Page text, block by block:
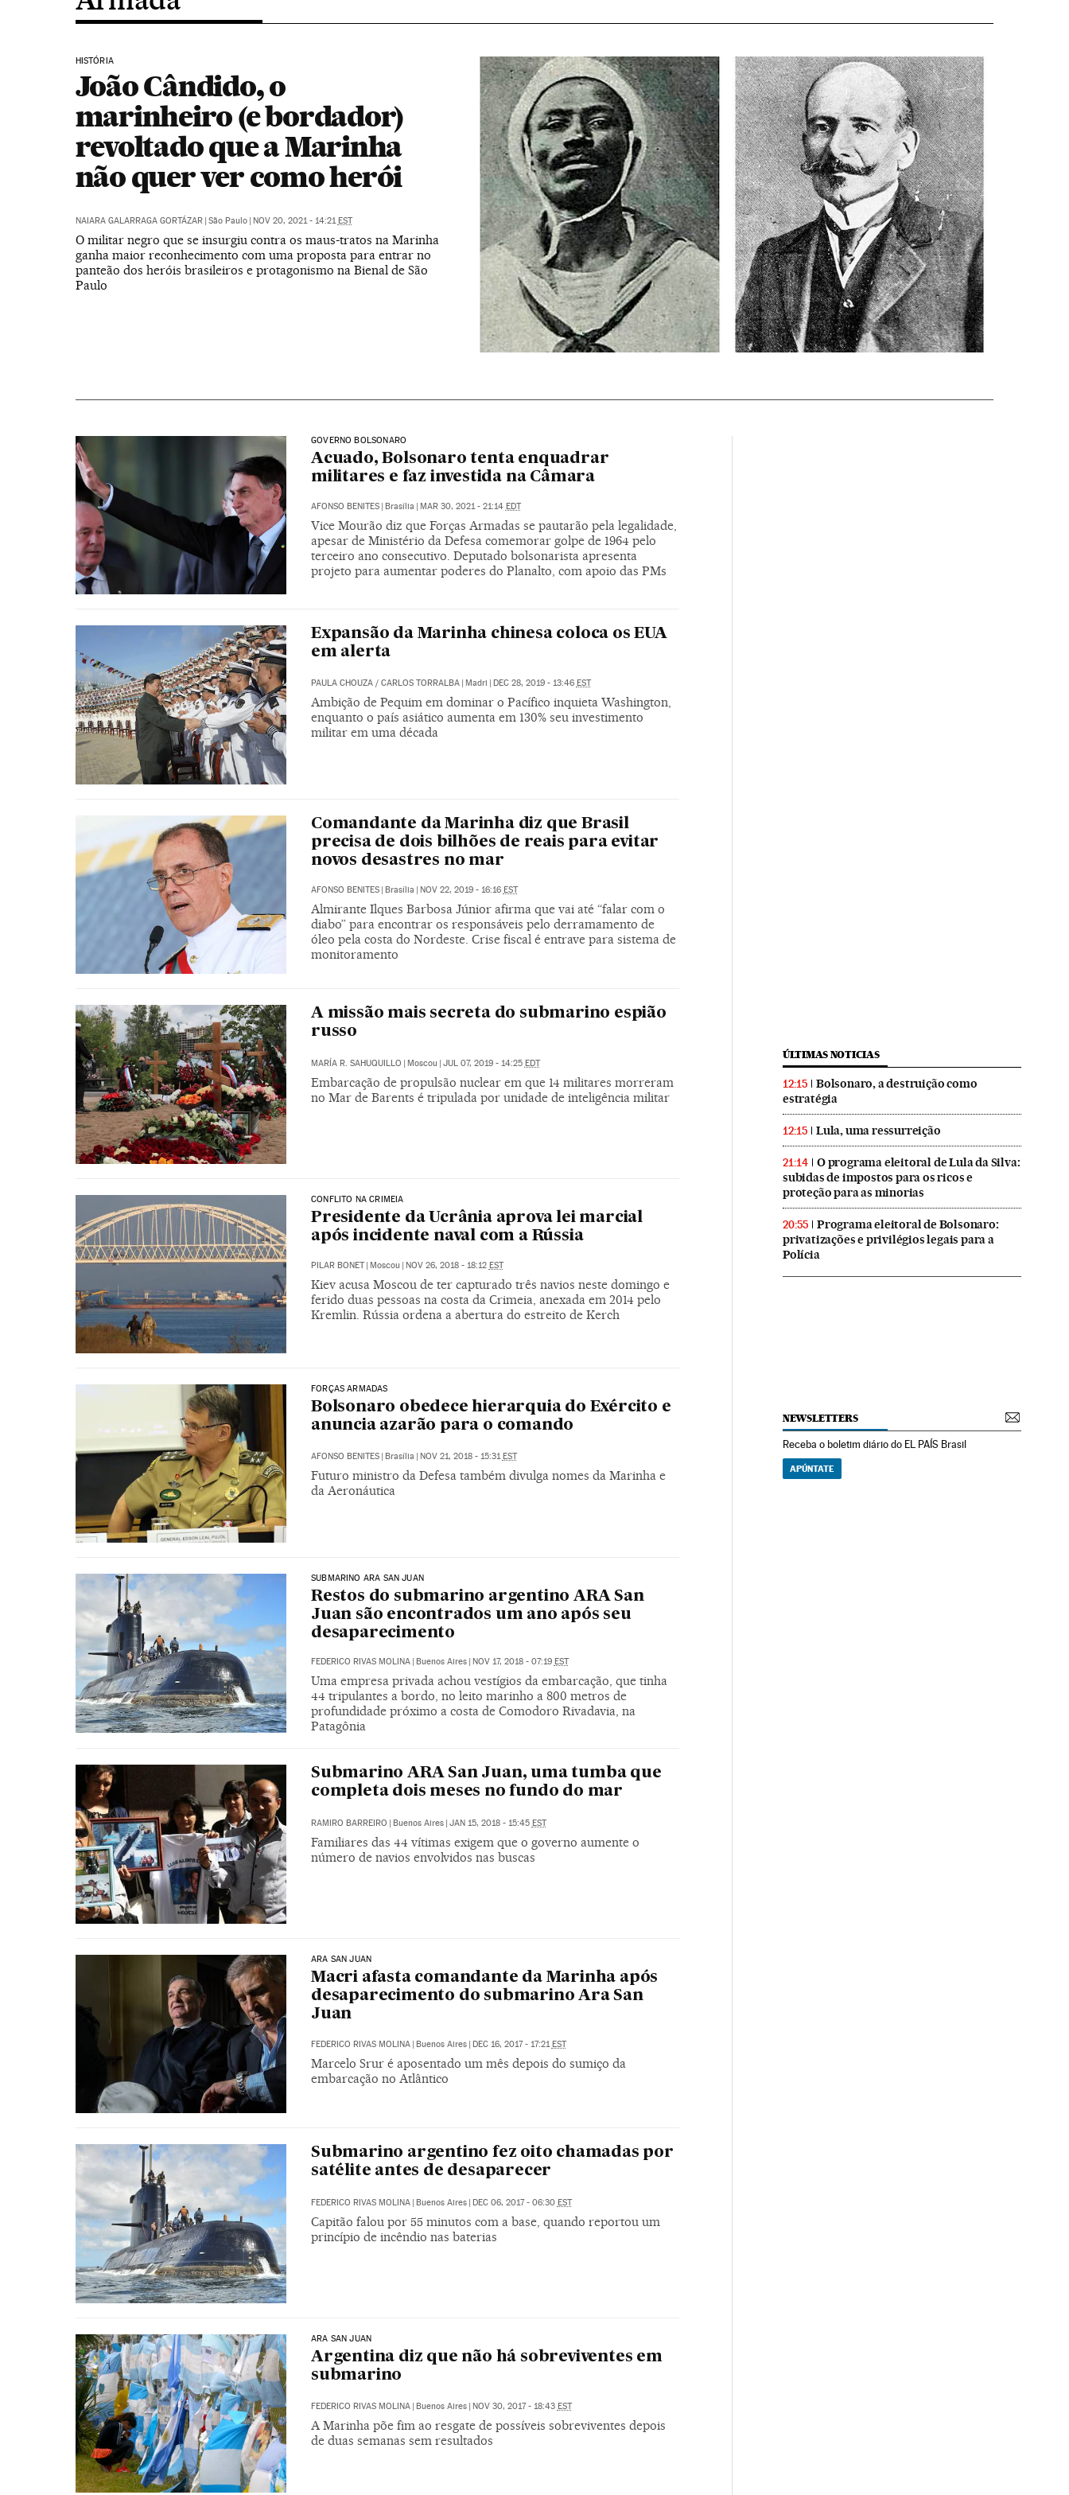
HISTÓRIA
João Cândido, o
marinheiro (e bordador)
revoltado que a Marinha
não quer ver como herói
NAIARA GALARRAGA GORTÁZAR | São Paulo | NOV 20, 2021 - 14:21EST
O militar negro que se insurgiu contra os maus-tratos na Marinha
ganha maior reconhecimento com uma proposta para entrar no
panteão dos heróis brasileiros e protagonismo na Bienal de São
Paulo
GOVERNO BOLSONARO
Acuado, Bolsonaro tenta enquadrar
militares e faz investida na Câmara
AFONSO BENITES | Brasília | MAR 30, 2021 - 21:14 EDT
Vice Mourão diz que Forças Armadas se pautarão pela legalidade,
apesar de Ministério da Defesa comemorar golpe de 1964 pelo
terceiro ano consecutivo. Deputado bolsonarista apresenta
projeto para aumentar poderes do Planalto, com apoio das PMs
Expansão da Marinha chinesa coloca os EUA
em alerta
PAULA CHOUZA/ CARLOS TORRALBA Madri DEC 28, 2019 - 13:46 EST
Ambição de Pequim em dominar o Pacífico inquieta Washington,
enquanto o país asiático aumenta em 130% seu investimento
militar em uma década
Comandante da Marinha diz que Brasil
precisa de dois bilhões de reais para evitar
novos desastres no mar
AFONSO BENITES | Brasília | NOV 22, 2019 - 16:16 EST
Almirante Ilques Barbosa Júnior afirma que vai até “falar com o
diabo” para encontrar os responsáveis pelo derramamento de
óleo pela costa do Nordeste. Crise fiscal é entrave para sistema de
monitoramento
A missão mais secreta do submarino espião
russo
MARÍA R. SAHUQUILLO | Moscou | JUL 07, 2019 - 14:25 EDT
Embarcação de propulsão nuclear em que 14 militares morreram
no Mar de Barents é tripulada por unidade de inteligência militar
CONFLITO NA CRIMEIA
Presidente da Ucrânia aprova lei marcial
após incidente naval com a Rússia
PILAR BONET Moscou NOV 26, 2018 - 18:12 EST
Kiev acusa Moscou de ter capturado três navios neste domingo e
ferido duas pessoas na costa da Crimeia, anexada em 2014 pelo
Kremlin. Rússia ordena a abertura do estreito de Kerch
FORÇAS ARMADAS
Bolsonaro obedece hierarquia do Exército e
anuncia azarão para o comando
AFONSO BENITES | Brasília | NOV 21, 2018 - 15:31EST
Futuro ministro da Defesa também divulga nomes da Marinha e
da Aeronáutica
SUBMARINO ARA SAN JUAN
Restos do submarino argentino ARA San
Juan são encontrados um ano após seu
desaparecimento
FEDERICO RIVAS MOLINA Buenos Aires NOV 17, 2018 - 07:19 EST
Uma empresa privada achou vestígios da embarcação, que tinha
44 tripulantes a bordo, no leito marinho a 800 metros de
profundidade próximo a costa de Comodoro Rivadavia, na
Patagônia
Submarino ARA San Juan, uma tumba que
completa dois meses no fundo do mar
RAMIRO BARREIRO Buenos Aires JAN 15, 2018 - 15:45 EST
Familiares das 44 vítimas exigem que o governo aumente o
número de navios envolvidos nas buscas
ARA SAN JUAN
Macri afasta comandante da Marinha após
desaparecimento do submarino Ara San
Juan
FEDERICO RIVAS MOLINA | Buenos Aires | DEC 16, 2017 - 17:21 EST
Marcelo Srur é aposentado um mês depois do sumiço da
embarcação no Atlântico
Submarino argentino fez oito chamadas por
satélite antes de desaparecer
FEDERICO RIVAS MOLINA | Buenos Aires | DEC 06, 2017 - 06:30 EST
Capitão falou por 55 minutos com a base, quando reportou um
princípio de incêndio nas baterias
ARA SAN JUAN
Argentina diz que não há sobreviventes em
submarino
FEDERICO RIVAS MOLINA | Buenos Aires | NOV 30, 2017 - 18:43 EST
A Marinha põe fim ao resgate de possíveis sobreviventes depois
de duas semanas sem resultados
ÚLTIMAS NOTICIAS
12:15
Bolsonaro, a destruição como
estratégia
12:15 Lula, uma ressurreição
21:14
O programa eleitoral de Lula da Silva:
subidas de impostos para os ricos e
proteção para as minorias
20:55
Programa eleitoral de Bolsonaro:
privatizações e privilégios legais para a
Polícia
NEWSLETTERS
Receba o boletim diário do EL PAÍS Brasil
APÚNTATE